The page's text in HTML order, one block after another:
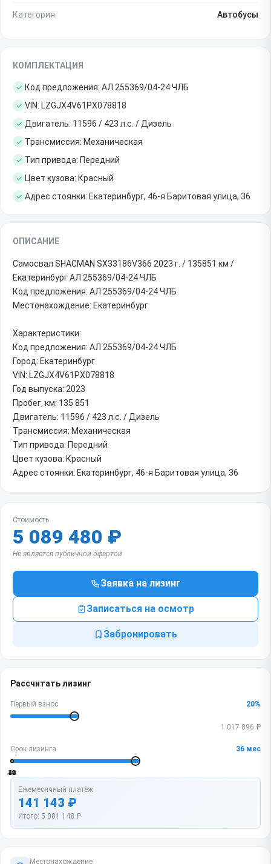
Категория Автобусы
КОМПЛЕКТАЦИЯ
Код предложения: АЛ 255369/04-24 ЧЛБ
VIN: LZGJX4V61PX078818
Двигатель: 11596 / 423 л.с. / Дизель
Трансмиссия: Механическая
Тип привода: Передний
Цвет кузова: Красный
Адрес стоянки: Екатеринбург, 46-я Баритовая улица, 36
ОПИСАНИЕ
Самосвал SHACMAN SX33186V366 2023 г. / 135851 км /
Екатеринбург АЛ 255369/04-24 ЧЛБ
Код предложения: АЛ 255369/04-24 ЧЛБ
Местонахождение: Екатеринбург
Характеристики:
Код предложения: АЛ 255369/04-24 ЧЛБ
Город: Екатеринбург
VIN: LZGJX4V61PX078818
Год выпуска: 2023
Пробег, км: 135 851
Двигатель: 11596 / 423 л.с. / Дизель
Трансмиссия: Механическая
Тип привода: Передний
Цвет кузова: Красный
Адрес стоянки: Екатеринбург, 46-я Баритовая улица, 36
Стоимость
5 089 480 ₽
Не является публичной офертой
Заявка на лизинг
Записаться на осмотр
Забронировать
Рассчитать лизинг
Первый взнос 20%
1 017 896 ₽
Срок лизинга 36 мес
12
24
36
48
60
Ежемесячный платёж
141 143 ₽
Итого: 5 081 148 ₽
Местонахождение